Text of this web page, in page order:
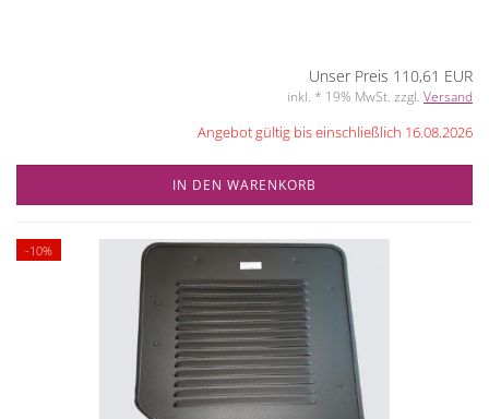
Unser Preis 110,61 EUR
inkl. * 19% MwSt. zzgl. Versand
Angebot gültig bis einschließlich 16.08.2026
IN DEN WARENKORB
-10%